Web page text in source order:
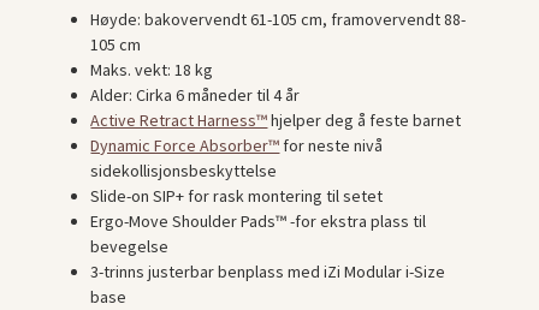
Høyde: bakovervendt 61-105 cm, framovervendt 88-
105 cm
Maks. vekt: 18 kg
Alder: Cirka 6 måneder til 4 år
Active Retract Harness™hjelper deg å feste barnet
Dynamic Force Absorber™ for neste nivå
sidekollisjonsbeskyttelse
Slide-on SIP+ for rask montering til setet
Ergo-Move Shoulder Pads™ -for ekstra plass til
bevegelse
3-trinns justerbar benplass med iZi Modular i-Size
base